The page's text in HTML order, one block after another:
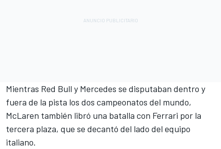
Mientras Red Bull y Mercedes se disputaban dentro y
fuera de la pista los dos campeonatos del mundo,
McLaren también libró una batalla con Ferrari por la
tercera plaza, que se decantó del lado del equipo
italiano.